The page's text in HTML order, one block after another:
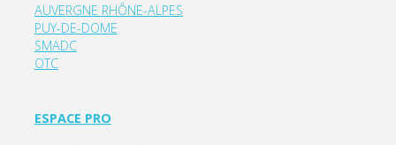
AUVERGNE RHÔNE-ALPES
PUY-DE-DOME
SMADC
OTC
ESPACE PRO